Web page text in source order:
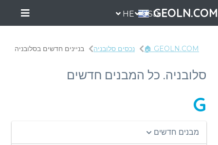
GEOLN.COM
HE USD
GEOLN.COM 🏠 נכסים סלובניה בניינים חדשים בסלובניה
סלובניה. כל המבנים חדשים
G
מבנים חדשים